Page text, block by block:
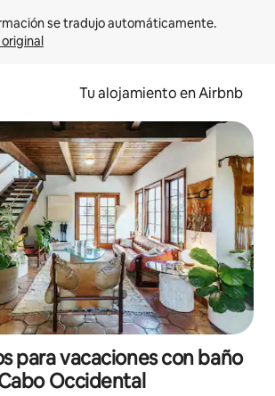
Tu alojamiento en Airbnb
para vacaciones con baño
Occidental